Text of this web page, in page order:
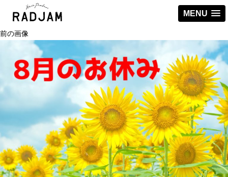
MENU
前の画像